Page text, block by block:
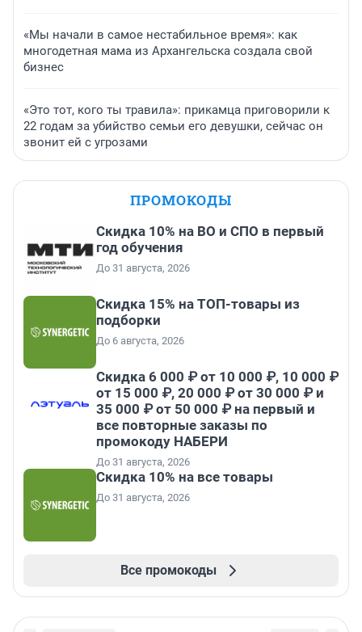
«Мы начали в самое нестабильное время»: как
многодетная мама из Архангельска создала свой
бизнес
«Это тот, кого ты травила»: прикамца приговорили к
22 годам за убийство семьи его девушки, сейчас он
звонит ей с угрозами
ПРОМОКОДЫ
Скидка 10% на ВО и СПО в первый
год обучения
До 31 августа, 2026
Скидка 15% на ТОП-товары из
подборки
До 6 августа, 2026
Скидка 6 000 ₽ от 10 000 ₽, 10 000 ₽
от 15 000 ₽, 20 000 ₽ от 30 000 ₽ и
35 000 ₽ от 50 000 ₽ на первый и
все повторные заказы по
промокоду НАБЕРИ
До 31 августа, 2026
Скидка 10% на все товары
До 31 августа, 2026
Все промокоды